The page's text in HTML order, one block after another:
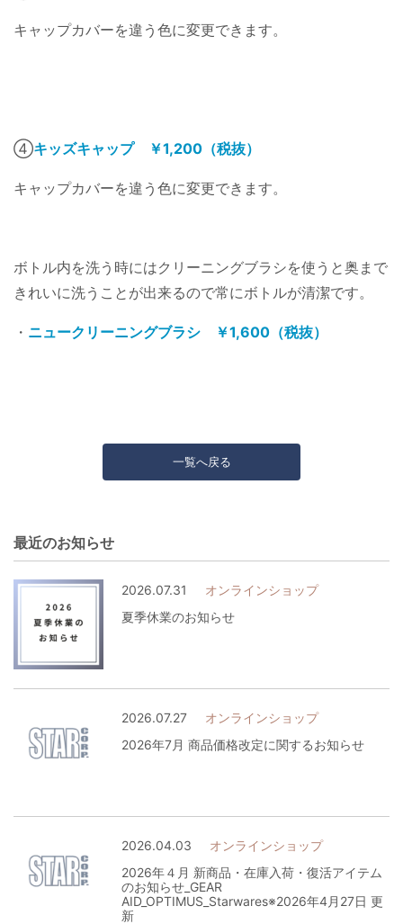
キャップカバーを違う色に変更できます。
④キッズキャップ ￥1,200（税抜）
キャップカバーを違う色に変更できます。
ボトル内を洗う時にはクリーニングブラシを使うと奥まで
きれいに洗うことが出来るので常にボトルが清潔です。
・ ニュークリーニングブラシ ￥1,600（税抜）
一覧へ戻る
最近のお知らせ
2026.07.31
オンラインショップ
夏季休業のお知らせ
2026.07.27
オンラインショップ
2026年7月 商品価格改定に関するお知らせ
2026.04.03
オンラインショップ
2026年４月 新商品・在庫入荷・復活アイテム
のお知らせ_GEAR
AID_OPTIMUS_Starwares※2026年4月27日 更
新